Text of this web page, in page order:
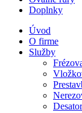
Doplnky
Úvod
O firme
Služby